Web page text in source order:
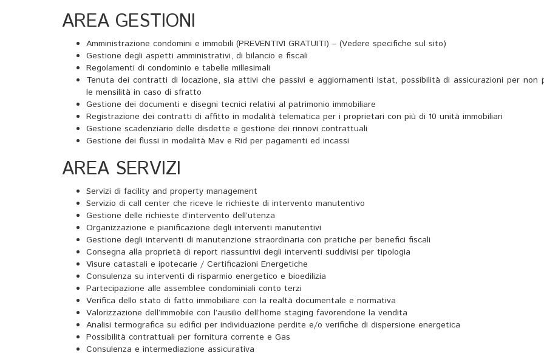
AREA GESTIONI
Amministrazione condomini e immobili (PREVENTIVI GRATUITI) – (Vedere specifiche sul sito)
Gestione degli aspetti amministrativi, di bilancio e fiscali
Regolamenti di condominio e tabelle millesimali
Tenuta dei contratti di locazione, sia attivi che passivi e aggiornamenti Istat, possibilità di assicurazioni per non
le mensilità in caso di sfratto
Gestione dei documenti e disegni tecnici relativi al patrimonio immobiliare
Registrazione dei contratti di affitto in modalità telematica per i proprietari con più di 10 unità immobiliari
Gestione scadenziario delle disdette e gestione dei rinnovi contrattuali
Gestione dei flussi in modalità Mav e Rid per pagamenti ed incassi
AREA SERVIZI
Servizi di facility and property management
Servizio di call center che riceve le richieste di intervento manutentivo
Gestione delle richieste d’intervento dell’utenza
Organizzazione e pianificazione degli interventi manutentivi
Gestione degli interventi di manutenzione straordinaria con pratiche per benefici fiscali
Consegna alla proprietà di report riassuntivi degli interventi suddivisi per tipologia
Visure catastali e ipotecarie / Certificazioni Energetiche
Consulenza su interventi di risparmio energetico e bioedilizia
Partecipazione alle assemblee condominiali conto terzi
Verifica dello stato di fatto immobiliare con la realtà documentale e normativa
Valorizzazione dell’immobile con l’ausilio dell’home staging favorendone la vendita
Analisi termografica su edifici per individuazione perdite e/o verifiche di dispersione energetica
Possibilità contrattuali per fornitura corrente e Gas
Consulenza e intermediazione assicurativa